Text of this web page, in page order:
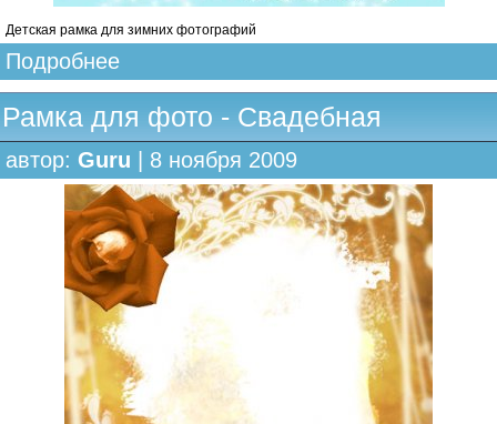
Детская рамка для зимних фотографий
Подробнее
Рамка для фото - Свадебная
автор: Guru | 8 ноября 2009